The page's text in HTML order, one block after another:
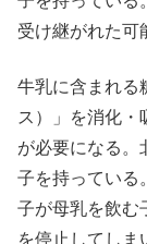
受け継がれた可
牛乳に含まれる
ス）」を消化・
が必要になる。
子を持っている
子が母乳を飲む
を停止してしま